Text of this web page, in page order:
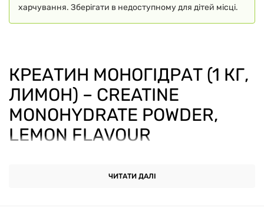
харчування. Зберігати в недоступному для дітей місці.
КРЕАТИН МОНОГІДРАТ (1 КГ,
ЛИМОН) – CREATINE
MONOHYDRATE POWDER,
LEMON FLAVOUR
популярна спортивна добавка, яка допомагає
ЧИТАТИ ДАЛІ